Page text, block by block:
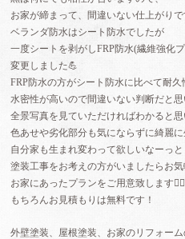
お家が締まって、間違いない仕上がりで
ベランダ防水はシート防水でしたが
一度シートを剥がしFRP防水(繊維強化
変更しました💪
FRP防水の方がシート防水に比べて耐久
水密性が高いので間違いない判断だと
全景写真を見ていただければわかると思
色あせや劣化部分も気にならずに綺麗
自分家も生まれ変わって欲しいなーっと
塗装工事をお考えの方がいましたらお
お家にあったプランをご用意致します🙇‍♀️
もちろんお見積もりは無料です！
外壁塗装、屋根塗装、お家のリフォーム